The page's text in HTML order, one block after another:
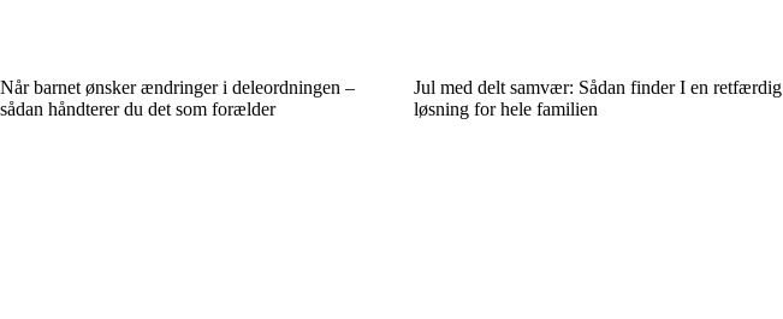
Når barnet ønsker ændringer i deleordningen –
sådan håndterer du det som forælder
Jul med delt samvær: Sådan finder I en retfærdig
løsning for hele familien